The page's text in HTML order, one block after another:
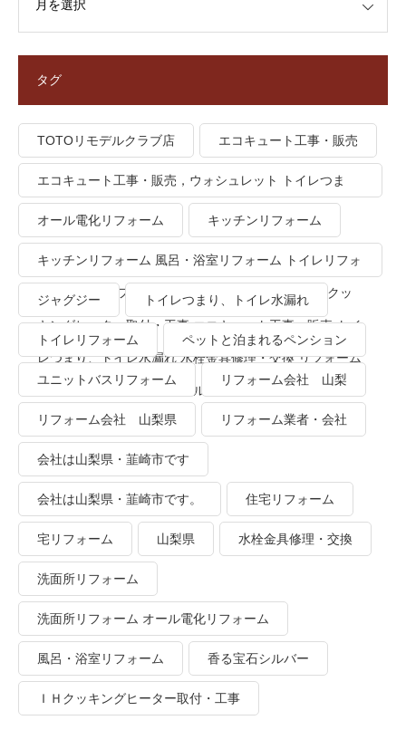
タグ
TOTOリモデルクラブ店 エコキュート工事・販売
エコキュート工事・販売，ウォシュレット トイレつま
り、トイレ水漏れ
オール電化リフォーム キッチンリフォーム
キッチンリフォーム 風呂・浴室リフォーム トイレリフォ
ーム 洗面所リフォーム オール電化リフォーム ＩＨクッ
キングヒーター取付・工事 エコキュート工事・販売 トイ
レつまり、トイレ水漏れ 水栓金具修理・交換 リフォーム
業者・会社 ＴＯＴＯリモデルクラブ
ジャグジー トイレつまり、トイレ水漏れ
トイレリフォーム ペットと泊まれるペンション
ユニットバスリフォーム リフォーム会社 山梨
リフォーム会社 山梨県 リフォーム業者・会社
会社は山梨県・韮崎市です
会社は山梨県・韮崎市です。 住宅リフォーム
宅リフォーム 山梨県 水栓金具修理・交換
洗面所リフォーム
洗面所リフォーム オール電化リフォーム
風呂・浴室リフォーム 香る宝石シルバー
ＩＨクッキングヒーター取付・工事